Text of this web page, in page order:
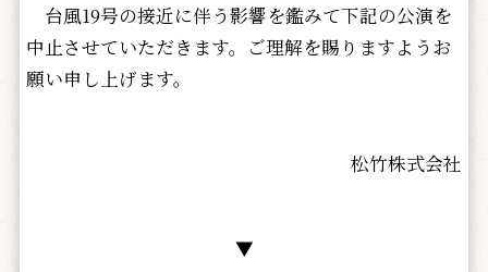
台風19号の接近に伴う影響を鑑みて下記の公演を
中止させていただきます。ご理解を賜りますようお
願い申し上げます。
松竹株式会社
▼